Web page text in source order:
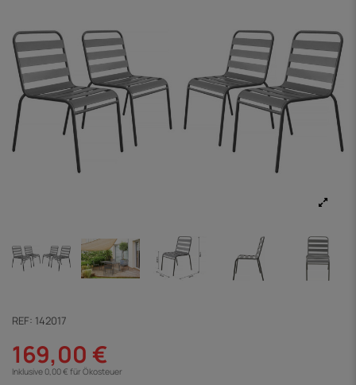
REF: 142017
169,00 €
Inklusive 0,00 € für Ökosteuer